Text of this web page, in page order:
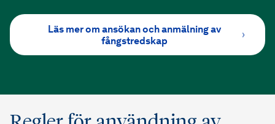
Läs mer om ansökan och anmälning av
fångstredskap